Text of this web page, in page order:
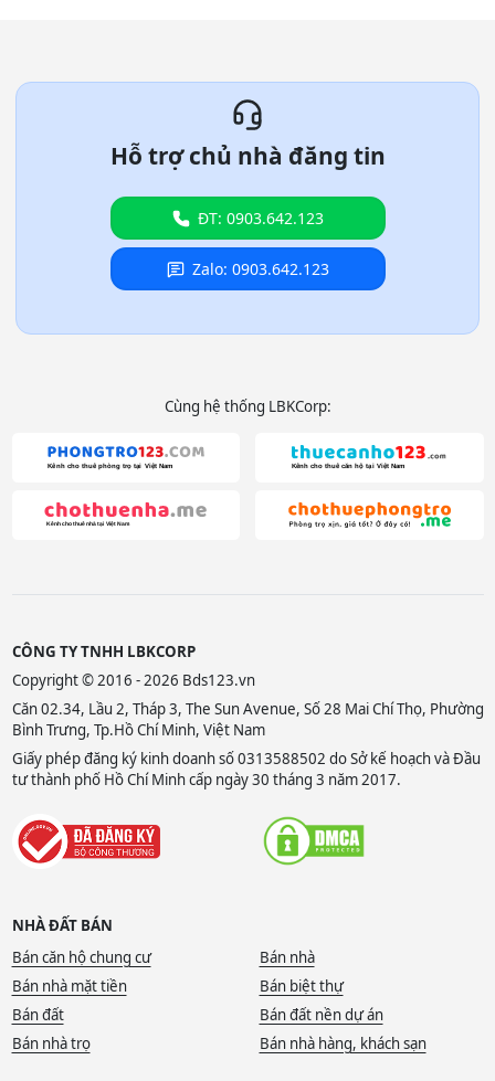
Hỗ trợ chủ nhà đăng tin
ĐT: 0903.642.123
Zalo: 0903.642.123
Cùng hệ thống LBKCorp:
CÔNG TY TNHH LBKCORP
Copyright © 2016 - 2026 Bds123.vn
Căn 02.34, Lầu 2, Tháp 3, The Sun Avenue, Số 28 Mai Chí Thọ, Phường
Bình Trưng, Tp.Hồ Chí Minh, Việt Nam
Giấy phép đăng ký kinh doanh số 0313588502 do Sở kế hoạch và Đầu
tư thành phố Hồ Chí Minh cấp ngày 30 tháng 3 năm 2017.
NHÀ ĐẤT BÁN
Bán căn hộ chung cư
Bán nhà
Bán nhà mặt tiền
Bán biệt thự
Bán đất
Bán đất nền dự án
Bán nhà trọ
Bán nhà hàng, khách sạn